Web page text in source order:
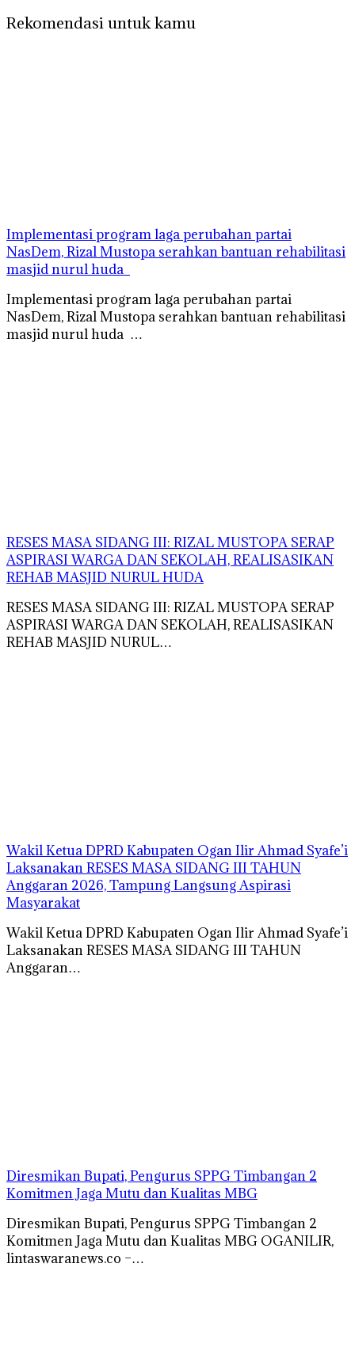
Rekomendasi untuk kamu
Implementasi program laga perubahan partai
NasDem, Rizal Mustopa serahkan bantuan rehabilitasi
masjid nurul huda
Implementasi program laga perubahan partai
NasDem, Rizal Mustopa serahkan bantuan rehabilitasi
masjid nurul huda …
RESES MASA SIDANG III: RIZAL MUSTOPA SERAP
ASPIRASI WARGA DAN SEKOLAH, REALISASIKAN
REHAB MASJID NURUL HUDA
RESES MASA SIDANG III: RIZAL MUSTOPA SERAP
ASPIRASI WARGA DAN SEKOLAH, REALISASIKAN
REHAB MASJID NURUL…
Wakil Ketua DPRD Kabupaten Ogan Ilir Ahmad Syafe’i
Laksanakan RESES MASA SIDANG III TAHUN
Anggaran 2026, Tampung Langsung Aspirasi
Masyarakat
Wakil Ketua DPRD Kabupaten Ogan Ilir Ahmad Syafe’i
Laksanakan RESES MASA SIDANG III TAHUN
Anggaran…
Diresmikan Bupati, Pengurus SPPG Timbangan 2
Komitmen Jaga Mutu dan Kualitas MBG
Diresmikan Bupati, Pengurus SPPG Timbangan 2
Komitmen Jaga Mutu dan Kualitas MBG OGANILIR,
lintaswaranews.co –…